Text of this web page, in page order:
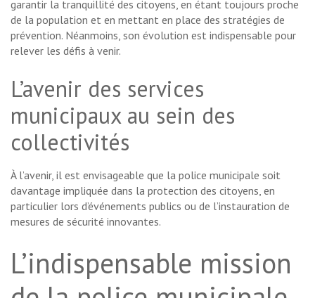
garantir la tranquillité des citoyens, en étant toujours proche
de la population et en mettant en place des stratégies de
prévention. Néanmoins, son évolution est indispensable pour
relever les défis à venir.
L’avenir des services
municipaux au sein des
collectivités
À l’avenir, il est envisageable que la police municipale soit
davantage impliquée dans la protection des citoyens, en
particulier lors d’événements publics ou de l’instauration de
mesures de sécurité innovantes.
L’indispensable mission